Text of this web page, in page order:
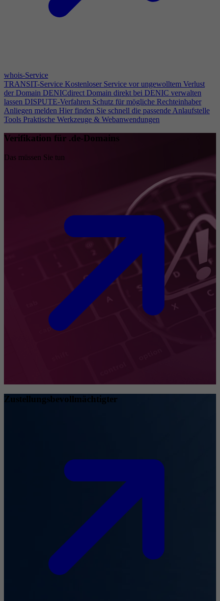
whois-Service
TRANSIT-Service Kostenloser Service vor ungewolltem Verlust
der Domain DENICdirect Domain direkt bei DENIC verwalten
lassen DISPUTE-Verfahren Schutz für mögliche Rechteinhaber
Anliegen melden Hier finden Sie schnell die passende Anlaufstelle
Tools Praktische Werkzeuge & Webanwendungen
Verifikation für .de-Domains
Das müssen Sie tun
Zustellungsbevollmächtigter